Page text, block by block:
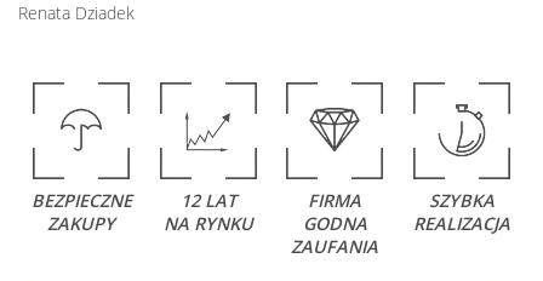
Renata Dziadek
BEZPIECZNE
ZAKUPY
12 LAT
NA RYNKU
FIRMA
GODNA
ZAUFANIA
SZYBKA
REALIZACJA